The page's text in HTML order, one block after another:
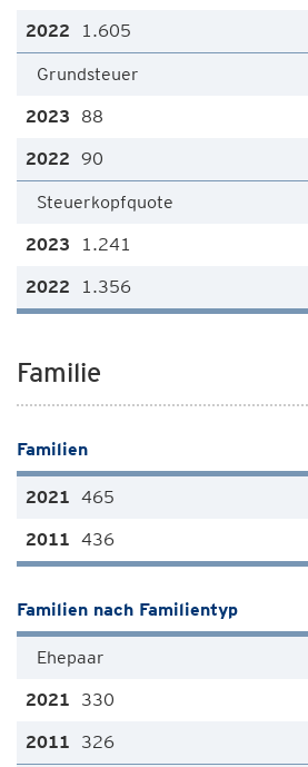
1.605
Grundsteuer
88
90
Steuerkopfquote
1.241
1.356
Familie
Familien
465
436
Familien nach Familientyp
Ehepaar
330
326